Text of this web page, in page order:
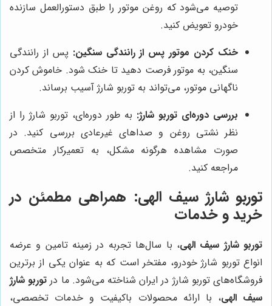
توصیه می‌شود که روغن موتور را طبق دستورالعمل سازنده
خودرو تعویض کنید.
خنک کردن موتور پس از رانندگی سنگین: پس از رانندگی
سنگین، به موتور فرصت دهید تا خنک شود. خاموش کردن
ناگهانی موتور، می‌تواند به توربو شارژ آسیب برساند.
بررسی دوره‌ای توربو شارژ: به طور دوره‌ای، توربو شارژ را از
نظر نشتی روغن و صداهای غیرعادی بررسی کنید. در
صورت مشاهده هرگونه مشکل، به تعمیرکار متخصص
مراجعه کنید.
توربو شارژ سیف الهی: همراهی مطمئن در
خرید و خدمات
توربو شارژ سیف الهی، با سال‌ها تجربه در زمینه تامین و عرضه
انواع توربو شارژ خودرو، مفتخر است که به عنوان یکی از برترین
فروشگاه‌های توربو شارژ در ایران شناخته می‌شود. ما در توربو شارژ
سیف الهی، با ارائه محصولات باکیفیت و خدمات تخصصی،